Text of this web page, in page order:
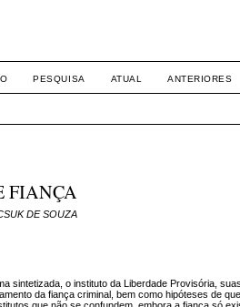
PESQUISA ATUAL ANTERIORES
FIANÇA
DE SOUZA
sintetizada, o instituto da Liberdade Provisória,
da fiança criminal, bem como hipóteses de